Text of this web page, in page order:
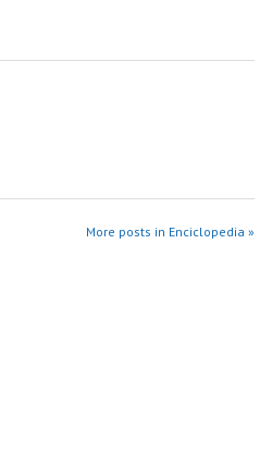
More posts in Enciclopedia »